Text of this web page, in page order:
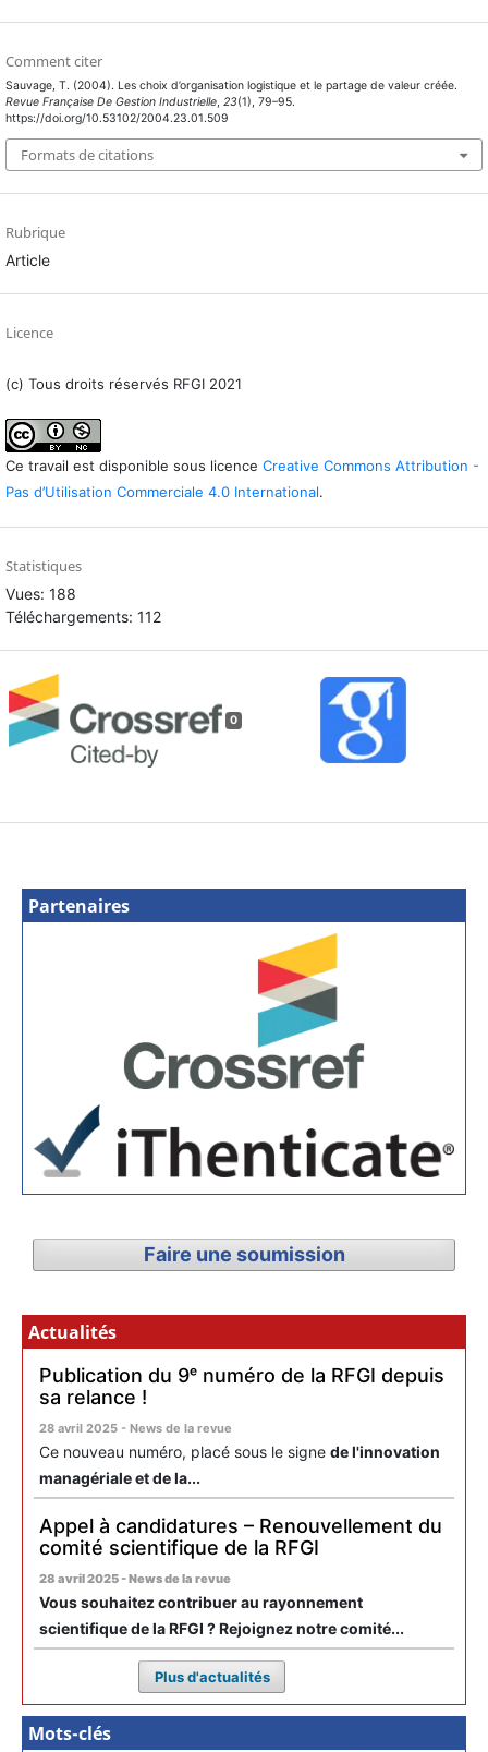
Comment citer
Sauvage, T. (2004). Les choix d’organisation logistique et le partage de valeur créée.
Revue Française De Gestion Industrielle, 23(1), 79–95.
https://doi.org/10.53102/2004.23.01.509
Formats de citations
Rubrique
Article
Licence
(c) Tous droits réservés RFGI 2021
Ce travail est disponible sous licence Creative Commons Attribution -
Pas d’Utilisation Commerciale 4.0 International.
Statistiques
Vues: 188
Téléchargements: 112
0
Partenaires
Faire une soumission
Actualités
Publication du 9ᵉ numéro de la RFGI depuis
sa relance !
28 avril 2025 - News de la revue
Ce nouveau numéro, placé sous le signe de l'innovation
managériale et de la...
Appel à candidatures – Renouvellement du
comité scientifique de la RFGI
28 avril 2025 - News de la revue
Vous souhaitez contribuer au rayonnement
scientifique de la RFGI ? Rejoignez notre comité...
Plus d'actualités
Mots-clés